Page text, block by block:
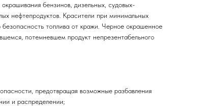
бензинов, дизельных, судовых-
нефтепродуктов. Красители при минимальных
топлива от кражи. Черное окрашенное
потемневшем продукт непрезентабельного
предотвращая возможные разбавления
и распределении;